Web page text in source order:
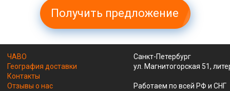
Получить предложение
ЧАВО
География доставки
Контакты
Отзывы о нас
Санкт-Петербург
ул. Магнитогорская 51,
Работаем по всей РФ и СНГ